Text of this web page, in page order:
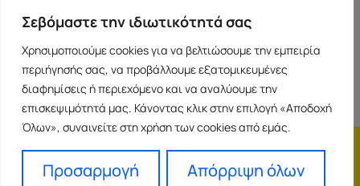
Σεβόμαστε την ιδιωτικότητά σας
Χρησιμοποιούμε cookies για να βελτιώσουμε την εμπειρία
περιήγησής σας, να προβάλλουμε εξατομικευμένες
διαφημίσεις ή περιεχόμενο και να αναλύουμε την
επισκεψιμότητά μας. Κάνοντας κλικ στην επιλογή «Αποδοχή
Όλων», συναινείτε στη χρήση των cookies από εμάς.
Προσαρμογή Απόρριψη όλων
ΙΩΑΝΝΙΝΑ
Γεώργιου Καραϊσκάκη 38, Ισόγειο 45444
ioannina@ideaoffice.gr
+30 26516 08616
Franchise
Όροι Χρήσης